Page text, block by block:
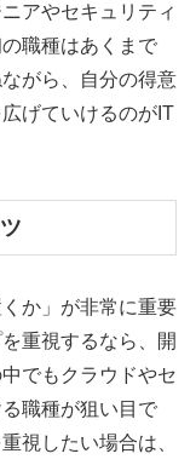
アやセキュリティ
職種はあくまで
がら、自分の得意
げていけるのがIT
か」が非常に重要
重視するなら、開
でもクラウドやセ
職種が狙い目で
視したい場合は、